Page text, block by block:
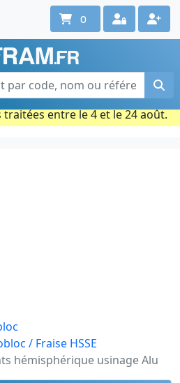
? Un conseil ?
au 02 40 92 17 71
au vend. de 08h à 18h
commandes prises par carte
entre le 4 et le 24 août.
0
/ Fraise HSSE
hémisphérique usinage Alu